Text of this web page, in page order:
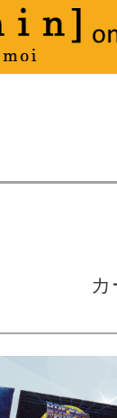
並び順
新着順
古
カ